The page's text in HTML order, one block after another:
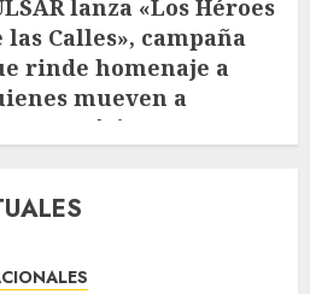
lanza «Los Héroes
las Calles», campaña
rinde homenaje a
mueven a